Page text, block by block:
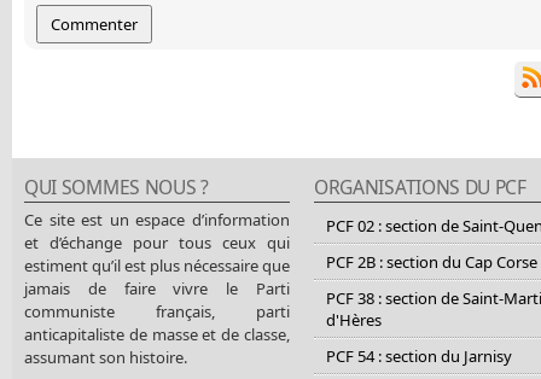
QUI SOMMES NOUS ?
Ce site est un espace d’information
et d’échange pour tous ceux qui
estiment qu’il est plus nécessaire que
jamais de faire vivre le Parti
communiste français, parti
anticapitaliste de masse et de classe,
assumant son histoire.
ORGANISATIONS DU PCF
PCF 02 : section de Saint-
PCF 2B : section du Cap Corse
PCF 38 : section de Saint-
d'Hères
PCF 54 : section du Jarnisy